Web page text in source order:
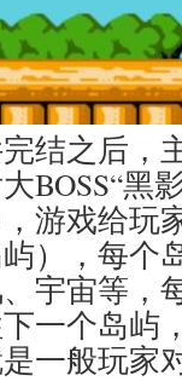
结之后，
BOSS“黑
游戏给玩
屿），每个
宇宙等，
一个岛屿
一般玩家